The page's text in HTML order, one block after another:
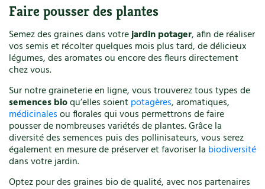
Faire pousser des plantes
Semez des graines dans votrejardin potager, afin de réaliser
vos semis et récolter quelques mois plus tard, de délicieux
légumes, des aromates ou encore des fleurs directement
chez vous.
Sur notre graineterie en ligne, vous trouverez tous types de
semences bioqu’elles soientpotagères, aromatiques,
médicinalesou florales qui vous permettrons de faire
pousser de nombreuses variétés de plantes. Grâce la
diversité des semences puis des pollinisateurs, vous serez
également en mesure de préserver et favoriser la biodiversité
dans votre jardin.
Optez pour des graines bio de qualité, avec nos partenaires